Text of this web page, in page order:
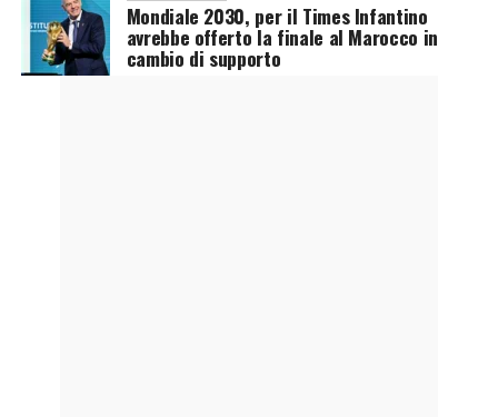
Mondiale 2030, per il Times Infantino
avrebbe offerto la finale al Marocco in
cambio di supporto